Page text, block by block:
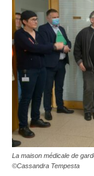
La maison médicale de
©Cassandra Tempesta